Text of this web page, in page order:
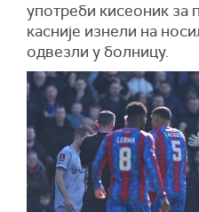
употреби кисеоник за
касније изнели на
одвезли у болницу.